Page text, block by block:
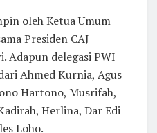
oleh Ketua Umum
Presiden CAJ
Adapun delegasi PWI
Ahmed Kurnia, Agus
Hartono, Musrifah,
Herlina, Dar Edi
Loho.